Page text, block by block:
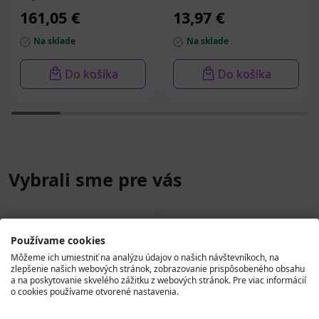
ml
161,05 €
Na sklade
Do košíka
13,97 €
Na sklade
Do košíka
Vybrali sme pre vás
Používame cookies
Môžeme ich umiestniť na analýzu údajov o našich návštevníkoch, na
zlepšenie našich webových stránok, zobrazovanie prispôsobeného obsahu
a na poskytovanie skvelého zážitku z webových stránok. Pre viac informácií
o cookies používame otvorené nastavenia.